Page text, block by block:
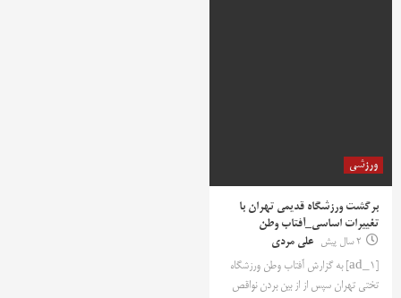
ورزشی
برگشت ورزشگاه قدیمی تهران با
تغییرات اساسی_آفتاب وطن
2 سال پیش
علی مردی
[ad_1] به گزارش آفتاب وطن ورزشگاه
تختی تهران سپس از از بین بردن نواقص